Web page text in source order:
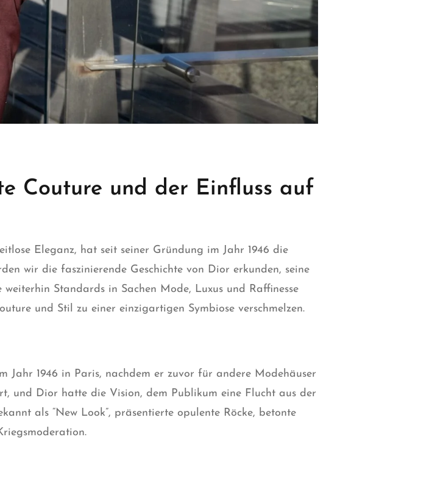
Couture und der Einfluss auf
Eleganz, hat seit seiner Gründung im Jahr 1946 die
wir die faszinierende Geschichte von Dior erkunden, seine
Standards in Sachen Mode, Luxus und Raffinesse
und Stil zu einer einzigartigen Symbiose verschmelzen.
1946 in Paris, nachdem er zuvor für andere Modehäuser
und Dior hatte die Vision, dem Publikum eine Flucht aus der
als “New Look”, präsentierte opulente Röcke, betonte